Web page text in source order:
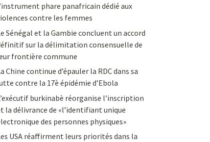
phare panafricain dédié aux
contre les femmes
Sénégal et la Gambie concluent un accord
sur la délimitation consensuelle de
frontière commune
Chine continue d’épauler la RDC dans sa
contre la 17è épidémie d’Ebola
burkinabè réorganise l’inscription
la délivrance de «l’identifiant unique
des personnes physiques»
USA réaffirment leurs priorités dans la